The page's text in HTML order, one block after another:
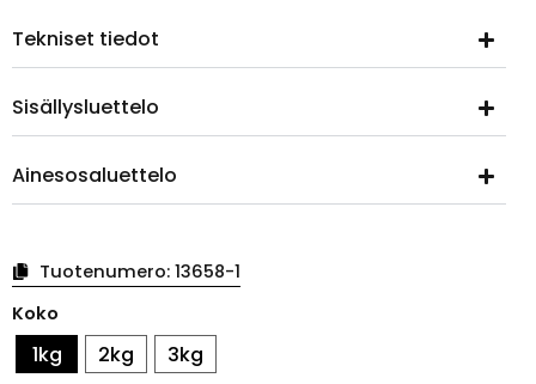
Tekniset tiedot
Sisällysluettelo
Ainesosaluettelo
Tuotenumero: 13658-1
Koko
1kg 2kg 3kg
arkku
Exclusive
Metal